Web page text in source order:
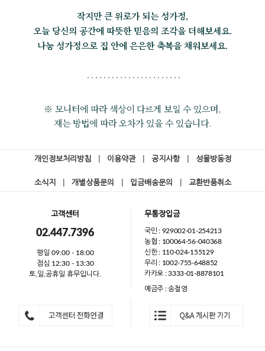
작지만 큰 위로가 되는 성가정,
오늘 당신의 공간에 따뜻한 믿음의 조각을 더해보세요.
나눔 성가정으로 집 안에 은은한 축복을 채워보세요.
※ 모니터에 따라 색상이 다르게 보일 수 있으며,
재는 방법에 따라 오차가 있을 수 있습니다.
개인정보처리방침 이용약관 공지사항 성물방동정
소식지 개별상품문의 입금배송문의 교환반품취소
고객센터
02.447.7396
평일 09:00 - 18:00
점심 12:30 - 13:30
토,일,공휴일 휴무입니다.
무통장입금
국민 : 929002-01-254213
농협 : 100064-56-040368
신한 : 110-024-155129
우리 : 1002-755-648852
카카오 : 3333-01-8878101
예금주 : 송철영